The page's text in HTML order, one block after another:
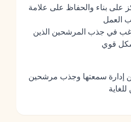
على بناء والحفاظ على علامة
العمل
في جذب المرشحين الذين
قوي
إدارة سمعتها وجذب مرشحين